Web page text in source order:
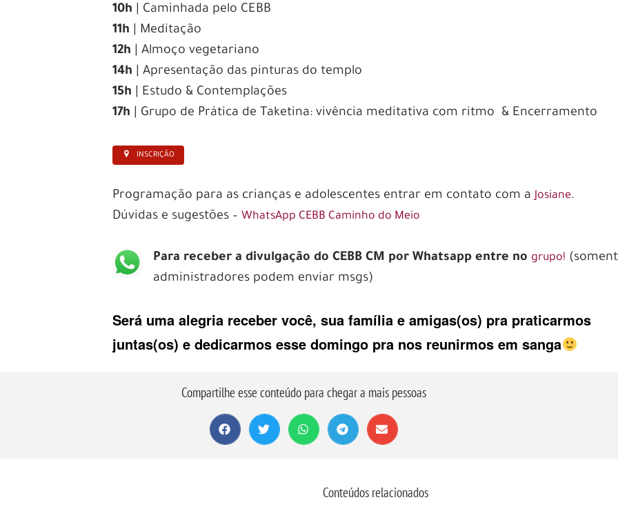
10h | Caminhada pelo CEBB
11h | Meditação
12h | Almoço vegetariano
14h | Apresentação das pinturas do templo
15h | Estudo & Contemplações
17h | Grupo de Prática de Taketina: vivência meditativa com ritmo & Encerramento
INSCRIÇÃO
Programação para as crianças e adolescentes entrar em contato com aJosiane.
Dúvidas e sugestões –WhatsApp CEBB Caminho do Meio
Para receber a divulgação do CEBB CM por Whatsapp entre no grupo!
administradores podem enviar msgs)
Será uma alegria receber você, sua família e amigas(os) pra praticarmos
juntas(os) e dedicarmos esse domingo pra nos reunirmos em sanga
Compartilhe esse conteúdo para chegar a mais pessoas
Conteúdos relacionados